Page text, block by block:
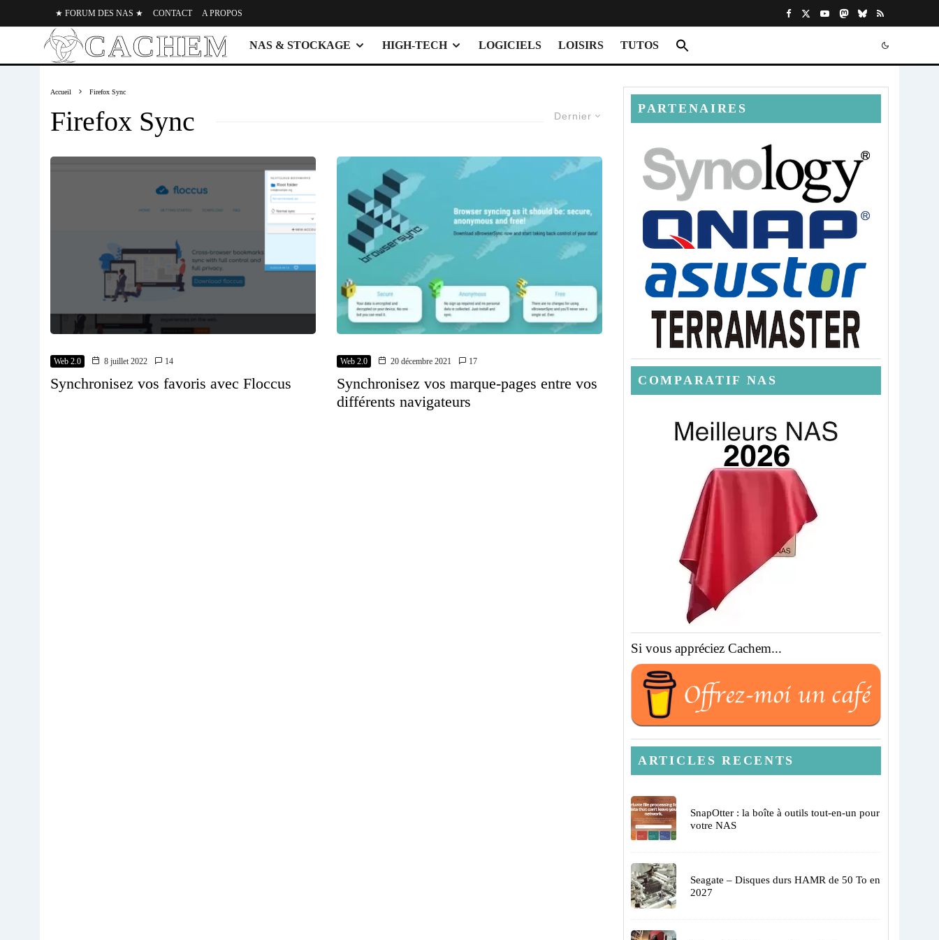
★ FORUM DES NAS ★ CONTACT A PROPOS
NAS & STOCKAGE HIGH-TECH LOGICIELS LOISIRS TUTOS
Accueil Firefox Sync
Dernier
Firefox Sync
Web 2.0 8 juillet 2022 14
Synchronisez vos favoris avec Floccus
Web 2.0 20 décembre 2021 17
Synchronisez vos marque-pages entre vos
différents navigateurs
PARTENAIRES
COMPARATIF NAS
Si vous appréciez Cachem...
ARTICLES RECENTS
SnapOtter : la boîte à outils tout-en-un pour
votre NAS
Seagate – Disques durs HAMR de 50 To en
2027